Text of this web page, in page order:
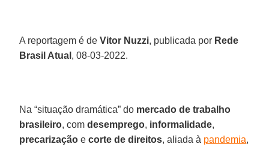
A reportagem é deVitor Nuzzi, publicada por Rede
Brasil Atual , 08-03-2022.
Na “situação dramática” do mercado de trabalho
brasileiro, comdesemprego, informalidade,
precarização ecorte de direitos, aliada à pandemia,